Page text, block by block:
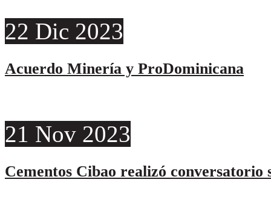
22 Dic 2023
Acuerdo Minería y ProDominicana
21 Nov 2023
Cementos Cibao realizó conversatorio